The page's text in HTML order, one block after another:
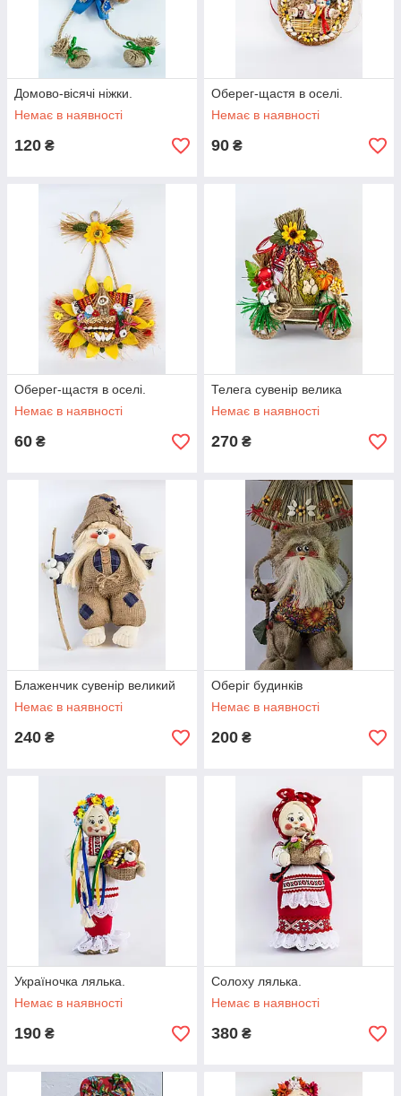
Домово-вісячі ніжки.
Немає в наявності
120 ₴
Оберег-щастя в оселі.
Немає в наявності
90 ₴
Оберег-щастя в оселі.
Немає в наявності
60 ₴
Телега сувенір велика
Немає в наявності
270 ₴
Блаженчик сувенір великий
Немає в наявності
240 ₴
Оберіг будинків
Немає в наявності
200 ₴
Україночка лялька.
Немає в наявності
190 ₴
Солоху лялька.
Немає в наявності
380 ₴